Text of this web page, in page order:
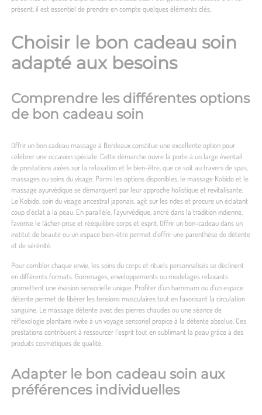
présent, il est essentiel de prendre en compte quelques éléments clés.
Choisir le bon cadeau soin
adapté aux besoins
Comprendre les différentes options
de bon cadeau soin
Offrir un bon cadeau massage à Bordeauxconstitue une excellente option pour
célébrer une occasion spéciale. Cette démarche ouvre la porte à un large éventail
de prestations axées sur la relaxation et le bien-être, que ce soit au travers de spas,
massages ou soins du visage. Parmi les options disponibles, le massage Kobido et le
massage ayurvédique se démarquent par leur approche holistique et revitalisante.
Le Kobido, soin du visage ancestral japonais, agit sur les rides et procure un éclatant
coup d’éclat à la peau. En parallèle, l’ayurvédique, ancré dans la tradition indienne,
favorise le lâcher-prise et rééquilibre corps et esprit. Offrir un bon-cadeau dans un
institut de beauté ou un espace bien-être permet d’offrir une parenthèse de détente
et de sérénité.
Pour combler chaque envie, les soins du corps et rituels personnalisés se déclinent
en différents formats. Gommages, enveloppements ou modelages relaxants
promettent une évasion sensorielle unique. Profiter d’un hammam ou d’un espace
détente permet de libérer les tensions musculaires tout en favorisant la circulation
sanguine. Le massage détente avec des pierres chaudes ou une séance de
réflexologie plantaire invite à un voyage sensoriel propice à la détente absolue. Ces
prestations contribuent à ressourcer l’esprit tout en sublimant la peau grâce à des
produits cosmétiques de qualité.
Adapter le bon cadeau soin aux
préférences individuelles